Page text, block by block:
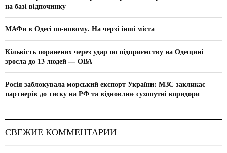
на базі відпочинку
МАФи в Одесі по-новому. На черзі інші міста
Кількість поранених через удар по підприємству на Одещині
зросла до 13 людей — ОВА
Росія заблокувала морський експорт України: МЗС закликає
партнерів до тиску на РФ та відновлює сухопутні коридори
СВЕЖИЕ КОММЕНТАРИИ